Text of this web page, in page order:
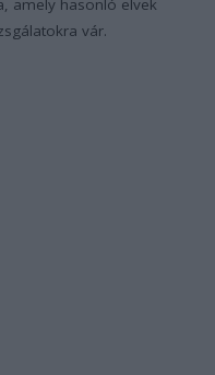
amely hasonló elvek
vár.